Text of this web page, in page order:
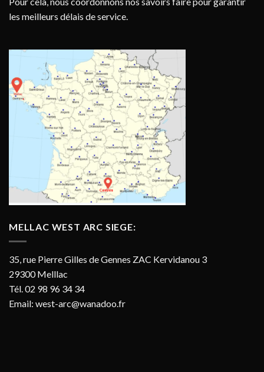
les meilleurs délais de service.
MELLAC WEST ARC SIEGE:
35, rue Pierre Gilles de Gennes ZAC Kervidanou 3
29300 Melllac
Tél. 02 98 96 34 34
Email: west-arc@wanadoo.fr